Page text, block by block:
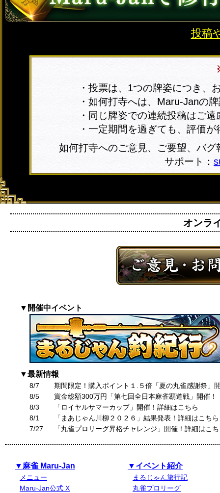
投稿
・投票は、1つの牌姿につき、
・如何打寺へは、Maru-Janの
・同じ牌姿での連続投稿はご遠
・一定期間を過ぎても、評価
如何打寺へのご意見、ご要望、バ
サポート：
オンラ
▼開催中イベント
▼最新情報
8/7
期間限定！購入ポイント１.５倍「夏の丸雀感謝祭」
8/5
賞金総額300万円「第七回全日本麻雀覇道戦」開催！
8/3
「ロイヤルサマーカップ」開催！詳細はこちら
8/1
「まあじゃん川柳２０２６」結果発表！詳細はこちら
7/27
「丸雀プロリーグ昇格チャレンジ」開催！詳細はこ
▼麻雀 Maru-Jan
メニュー
Maru-Jan公式 X
▼イベント紹介
まるじゃん旅行記
丸雀プロリーグ